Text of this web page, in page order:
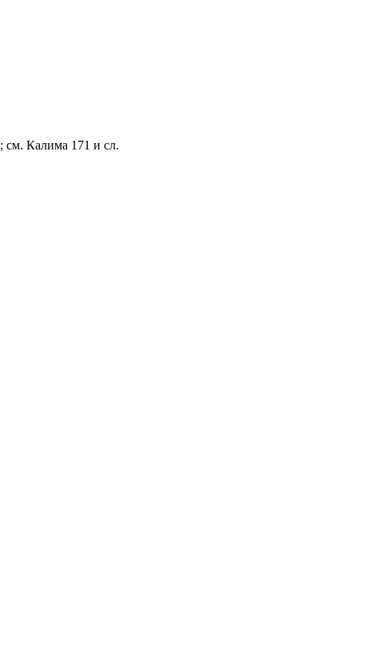
; см. Калима 171 и сл.